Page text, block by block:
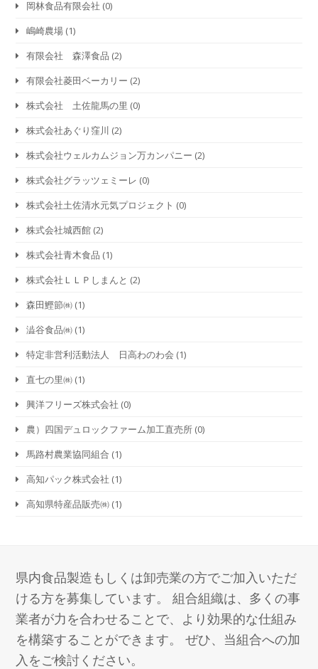
岡林食品有限会社 (0)
嶋崎農場 (1)
有限会社 森澤食品 (2)
有限会社菱田ベーカリー (2)
株式会社 土佐龍馬の里 (0)
株式会社あぐり窪川 (2)
株式会社ウェルカムジョン万カンパニー (2)
株式会社グラッツェミーレ (0)
株式会社土佐清水元気プロジェクト (0)
株式会社城西館 (2)
株式会社青木食品 (1)
株式会社ＬＬＰしまんと (2)
森田鰹節㈱ (1)
澁谷食品㈱ (1)
特定非営利活動法人 日高わのわ会 (1)
直七の里㈱ (1)
興洋フリーズ株式会社 (0)
農）四国デュロックファーム加工直売所 (0)
馬路村農業協同組合 (1)
高知パック株式会社 (1)
高知県特産品販売㈱ (1)
県内食品製造もしくは卸売業の方でご加入いただ
ける方を募集しています。 組合組織は、多くの事
業者が力を合わせることで、より効果的な仕組み
を構築することができます。 ぜひ、当組合への加
入をご検討ください。